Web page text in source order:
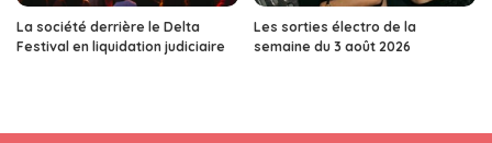
La société derrière le Delta
Festival en liquidation judiciaire
Les sorties électro de la
semaine du 3 août 2026